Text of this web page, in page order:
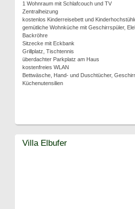
1 Wohnraum mit Schlafcouch und TV
Zentralheizung
kostenlos Kinderreisebett und
gemütliche Wohnküche mit Geschirrspüler,
Backröhre
Sitzecke mit Eckbank
Grillplatz, Tischtennis
überdachter Parkplatz am Haus
kostenfreies WLAN
Bettwäsche, Hand- und Duschtücher,
Küchenutensilien
Villa Elbufer